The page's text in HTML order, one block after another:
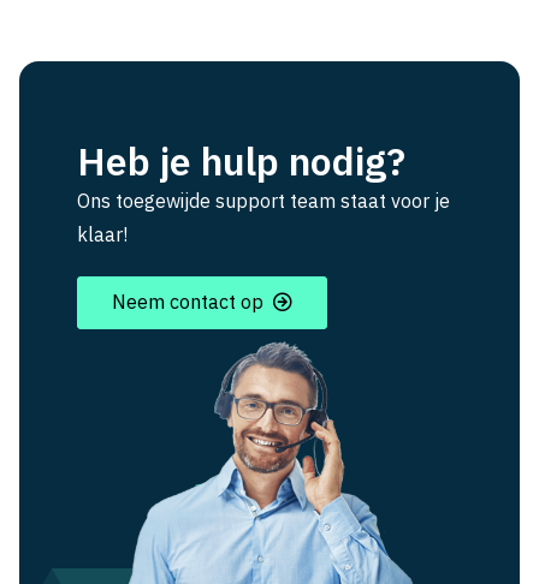
Heb je hulp nodig?
Ons toegewijde support team staat voor je
klaar!
Neem contact op